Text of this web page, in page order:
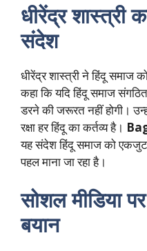
धीरेंद्र शास्त्री
संदेश
धीरेंद्र शास्त्री ने हिंदू
कहा कि यदि हिंदू समाज
डरने की जरूरत नहीं होगी।
रक्षा हर हिंदू का कर्तव्य है।
यह संदेश हिंदू समाज को एकजुट
पहल माना जा रहा है।
सोशल मीडिया
बयान